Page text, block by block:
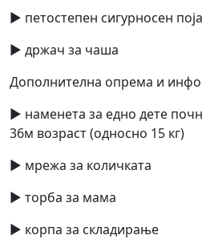
► петостепен сигурносен
► држач за чаша
Дополнителна опрема и
► наменета за едно дете
36м возраст (односно 15 кг)
► мрежа за количката
► торба за мама
► корпа за складирање